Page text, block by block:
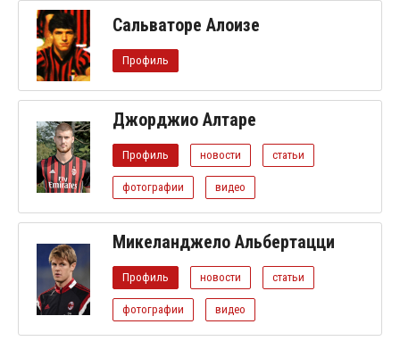
Сальваторе Алоизе
Профиль
Джорджио Алтаре
Профиль новости статьи
фотографии видео
Микеланджело Альбертацци
Профиль новости статьи
фотографии видео